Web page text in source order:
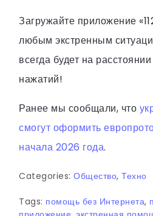
Загружайте приложение
любым экстренным
всегда будет на
нажатий!
Ранее мы сообщали, что
смогут оформить
начала 2026 года.
Categories: Общество, Техно
Tags: помощь без Интернета,